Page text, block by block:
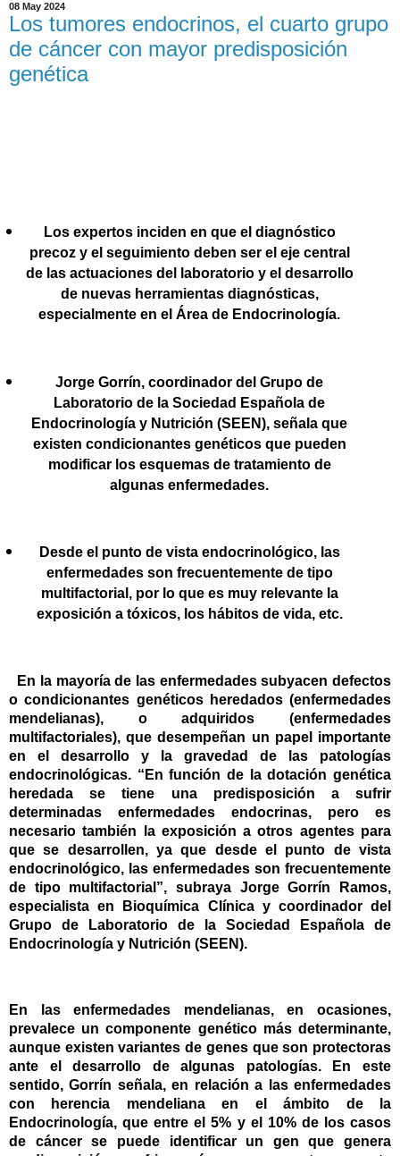
08 May 2024
Los tumores endocrinos, el cuarto grupo
de cáncer con mayor predisposición
genética
Los expertos inciden en que el diagnóstico
precoz y el seguimiento deben ser el eje central
de las actuaciones del laboratorio y el desarrollo
de nuevas herramientas diagnósticas,
especialmente en el Área de Endocrinología.
Jorge Gorrín, coordinador del Grupo de
Laboratorio de la Sociedad Española de
Endocrinología y Nutrición (SEEN), señala que
existen condicionantes genéticos que pueden
modificar los esquemas de tratamiento de
algunas enfermedades.
Desde el punto de vista endocrinológico, las
enfermedades son frecuentemente de tipo
multifactorial, por lo que es muy relevante la
exposición a tóxicos, los hábitos de vida, etc.
En la mayoría de las enfermedades subyacen defectos
o condicionantes genéticos heredados (enfermedades
mendelianas), o adquiridos (enfermedades
multifactoriales), que desempeñan un papel importante
en el desarrollo y la gravedad de las patologías
endocrinológicas. “En función de la dotación genética
heredada se tiene una predisposición a sufrir
determinadas enfermedades endocrinas, pero es
necesario también la exposición a otros agentes para
que se desarrollen, ya que desde el punto de vista
endocrinológico, las enfermedades son frecuentemente
de tipo multifactorial”, subraya Jorge Gorrín Ramos,
especialista en Bioquímica Clínica y coordinador del
Grupo de Laboratorio de la Sociedad Española de
Endocrinología y Nutrición (SEEN).
En las enfermedades mendelianas, en ocasiones,
prevalece un componente genético más determinante,
aunque existen variantes de genes que son protectoras
ante el desarrollo de algunas patologías. En este
sentido, Gorrín señala, en relación a las enfermedades
con herencia mendeliana en el ámbito de la
Endocrinología, que entre el 5% y el 10% de los casos
de cáncer se puede identificar un gen que genera